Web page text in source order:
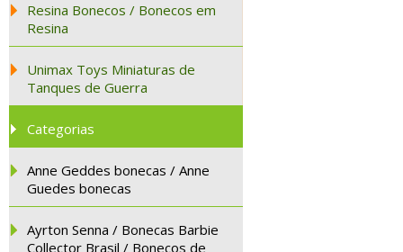
Resina Bonecos / Bonecos em
Resina
Unimax Toys Miniaturas de
Tanques de Guerra
Categorias
Anne Geddes bonecas / Anne
Guedes bonecas
Ayrton Senna / Bonecas Barbie
Collector Brasil / Bonecos de